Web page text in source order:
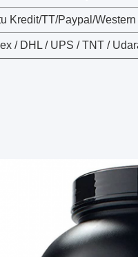
Kredit/TT/Paypal/
/ DHL / UPS / TNT /